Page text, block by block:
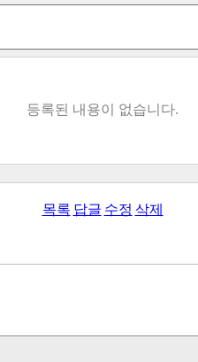
등록된 내용이 없습니다.
목록 답글 수정 삭제